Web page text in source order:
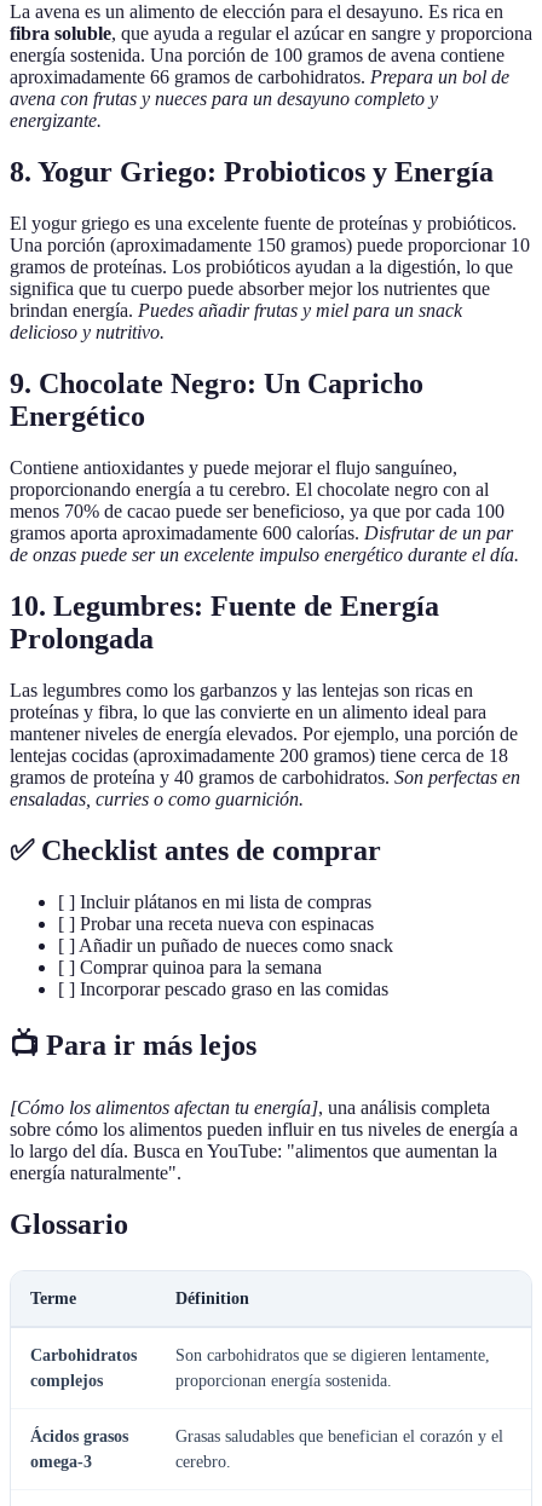
La avena es un alimento de elección para el desayuno. Es rica en
fibra soluble, que ayuda a regular el azúcar en sangre y proporciona
energía sostenida. Una porción de 100 gramos de avena contiene
aproximadamente 66 gramos de carbohidratos. Prepara un bol de
avena con frutas y nueces para un desayuno completo y
energizante.
8. Yogur Griego: Probioticos y Energía
El yogur griego es una excelente fuente de proteínas y probióticos.
Una porción (aproximadamente 150 gramos) puede proporcionar 10
gramos de proteínas. Los probióticos ayudan a la digestión, lo que
significa que tu cuerpo puede absorber mejor los nutrientes que
brindan energía. Puedes añadir frutas y miel para un snack
delicioso y nutritivo.
9. Chocolate Negro: Un Capricho
Energético
Contiene antioxidantes y puede mejorar el flujo sanguíneo,
proporcionando energía a tu cerebro. El chocolate negro con al
menos 70% de cacao puede ser beneficioso, ya que por cada 100
gramos aporta aproximadamente 600 calorías. Disfrutar de un par
de onzas puede ser un excelente impulso energético durante el día.
10. Legumbres: Fuente de Energía
Prolongada
Las legumbres como los garbanzos y las lentejas son ricas en
proteínas y fibra, lo que las convierte en un alimento ideal para
mantener niveles de energía elevados. Por ejemplo, una porción de
lentejas cocidas (aproximadamente 200 gramos) tiene cerca de 18
gramos de proteína y 40 gramos de carbohidratos. Son perfectas en
ensaladas, curries o como guarnición.
✅ Checklist antes de comprar
[ ] Incluir plátanos en mi lista de compras
[ ] Probar una receta nueva con espinacas
[ ] Añadir un puñado de nueces como snack
[ ] Comprar quinoa para la semana
[ ] Incorporar pescado graso en las comidas
📺 Para ir más lejos
[Cómo los alimentos afectan tu energía], una análisis completa
sobre cómo los alimentos pueden influir en tus niveles de energía a
lo largo del día. Busca en YouTube: "alimentos que aumentan la
energía naturalmente".
Glossario
Terme Définition
Carbohidratos
complejos
Son carbohidratos que se digieren lentamente,
proporcionan energía sostenida.
Ácidos grasos
omega-3
Grasas saludables que benefician el corazón y el
cerebro.